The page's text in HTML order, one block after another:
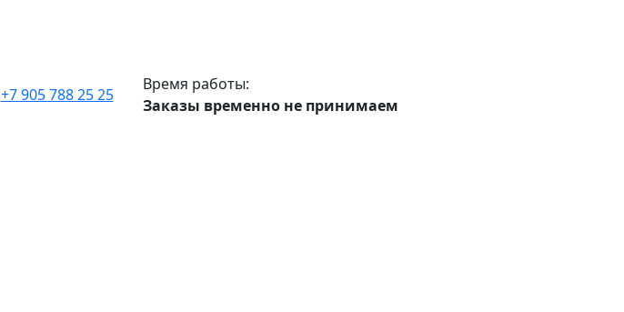
+7 905 788 25 25
Время работы:
Заказы временно не принимаем